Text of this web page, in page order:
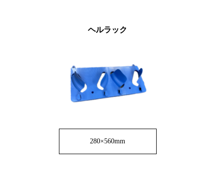
ヘルラック
280×560mm